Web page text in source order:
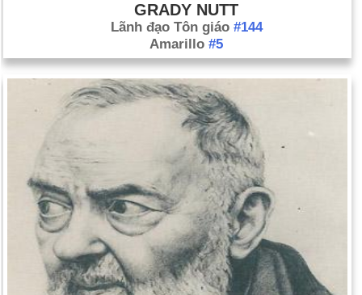
GRADY NUTT
Lãnh đạo Tôn giáo #144
Amarillo #5